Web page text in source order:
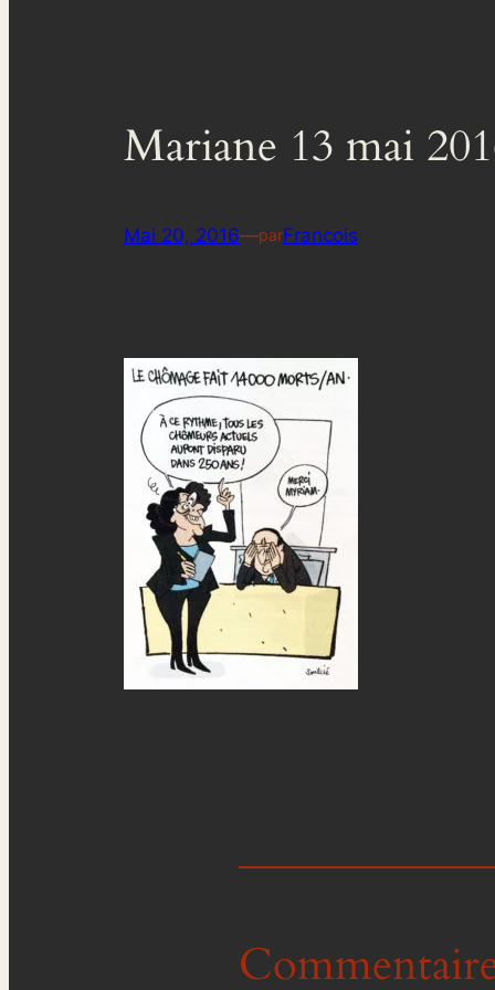
Mariane 13 mai
Mai 20, 2016—parFrancois